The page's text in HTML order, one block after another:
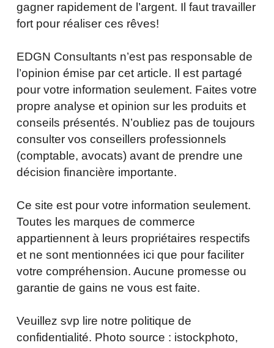
gagner rapidement de l’argent. Il faut travailler
fort pour réaliser ces rêves!
EDGN Consultants n’est pas responsable de
l’opinion émise par cet article. Il est partagé
pour votre information seulement. Faites votre
propre analyse et opinion sur les produits et
conseils présentés. N’oubliez pas de toujours
consulter vos conseillers professionnels
(comptable, avocats) avant de prendre une
décision financière importante.
Ce site est pour votre information seulement.
Toutes les marques de commerce
appartiennent à leurs propriétaires respectifs
et ne sont mentionnées ici que pour faciliter
votre compréhension. Aucune promesse ou
garantie de gains ne vous est faite.
Veuillez svp lire notre politique de
confidentialité. Photo source : istockphoto,